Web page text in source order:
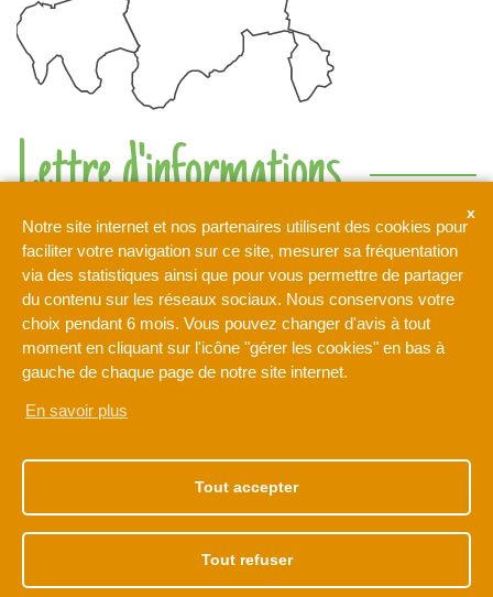
Notre site internet et nos partenaires utilisent des cookies pour
faciliter votre navigation sur ce site, mesurer sa fréquentation
via des statistiques ainsi que pour vous permettre de partager
du contenu sur les réseaux sociaux. Nous conservons votre
choix pendant 6 mois. Vous pouvez changer d'avis à tout
moment en cliquant sur l'icône "gérer les cookies" en bas à
gauche de chaque page de notre site internet.
En savoir plus
Tout accepter
Tout refuser
Lettre d'informations
de la Brie
Votre adresse de messagerie est uniquement utilisée pour
vous envoyer notre lettre d'information ainsi que des
informations concernant les activités de L'Orée de la Brie. Vous
pouvez à tout moment utiliser le lien de désabonnement intégré
dans la newsletter.
77170 BRIE-COMTE-
ROBERT
01 60 62 15 81
de 9h à 12h30
et de 13h30 à 17h30